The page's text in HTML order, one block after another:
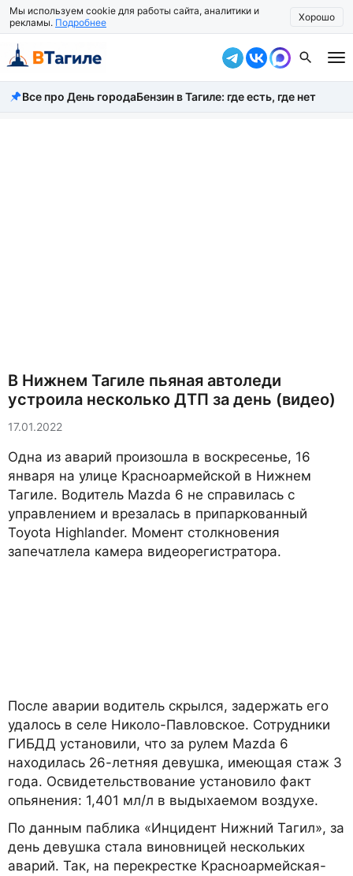
Мы используем cookie для работы сайта, аналитики и
рекламы. Подробнее Хорошо
Все новости
Все про День городаБензин в Тагиле: где есть, где нет
В Нижнем Тагиле пьяная автоледи
устроила несколько ДТП за день (видео)
17.01.2022
Одна из аварий произошла в воскресенье, 16
января на улице Красноармейской в Нижнем
Тагиле. Водитель Mazda 6 не справилась с
управлением и врезалась в припаркованный
Toyota Highlander. Момент столкновения
запечатлела камера видеорегистратора.
После аварии водитель скрылся, задержать его
удалось в селе Николо-Павловское. Сотрудники
ГИБДД установили, что за рулем Mazda 6
находилась 26-летняя девушка, имеющая стаж 3
года. Освидетельствование установило факт
опьянения: 1,401 мл/л в выдыхаемом воздухе.
По данным паблика «Инцидент Нижний Тагил», за
день девушка стала виновницей нескольких
аварий. Так, на перекрестке Красноармейская-